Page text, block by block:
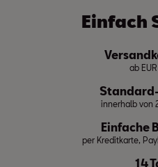
Einfach
ab
innerhalb von
Einfache
per Kreditkarte,
14